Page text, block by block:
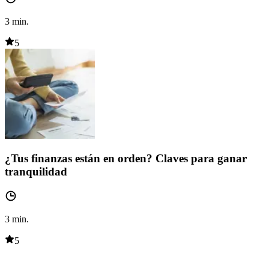
3 min.
5
¿Tus finanzas están en orden? Claves para ganar
tranquilidad
3 min.
5